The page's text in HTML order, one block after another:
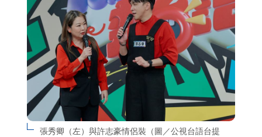
張秀卿（左）與許志豪情侶裝（圖／公視台語台提